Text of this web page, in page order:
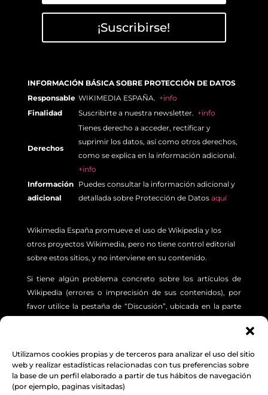
Utilizamos cookies propias y de terceros para analizar el uso del sitio
web y realizar estadísticas relacionadas con tus preferencias sobre
la base de un perfil elaborado a partir de tus hábitos de navegación
(por ejemplo, paginas visitadas)
¡Suscribirse!
INFORMACIÓN BÁSICA SOBRE PROTECCIÓN DE DATOS
Responsable WIKIMEDIA ESPAÑA. +info
Finalidad
Suscribirte a nuestra newsletter. +info
Derechos
Tienes derecho a acceder, rectificar y
suprimir los datos, así como otros derechos,
como se explica en la información adicional.
+info
Información
adicional
Puedes consultar la información adicional y
detallada sobre Protección de Datos aquí
Wikimedia España promueve el uso de Wikipedia y los
otros proyectos Wikimedia, pero no tiene control editorial
sobre estos sitios, y no interviene en su contenido.
Si tiene algún problema concreto sobre los artículos de
Wikipedia (errores o imprecisión de sus contenidos), por
favor utilice la pestaña de “Discusión”, ubicada en la parte
Aviso Legal,Protección de DatosyPolítica de
cookies